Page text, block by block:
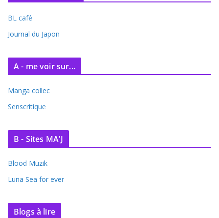
BL café
Journal du Japon
A - me voir sur...
Manga collec
Senscritique
B - Sites MA'J
Blood Muzik
Luna Sea for ever
Blogs à lire